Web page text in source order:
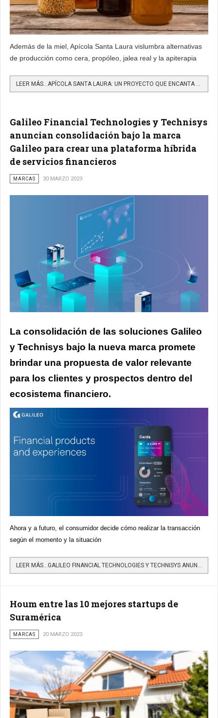
Además de la miel, Apícola Santa Laura vislumbra alternativas
de producción como cera, propóleo, jalea real y la apiterapia
LEER MÁS…APÍCOLA SANTA LAURA: UN PROYECTO QUE ENCANTA CON SUS MIELES
Galileo Financial Technologies y Technisys
anuncian consolidación bajo la marca
Galileo para crear una plataforma híbrida
de servicios financieros
MARCAS 30 MARZO 2023
La consolidación de las soluciones Galileo
y Technisys bajo la nueva marca promete
brindar una propuesta de valor relevante
para los clientes y prospectos dentro del
ecosistema financiero.
Ahora y a futuro, el consumidor decide cómo realizar la transacción
según el momento y la situación
Houm entre las 10 mejores startups de
Suramérica
MARCAS 20 MARZO 2023